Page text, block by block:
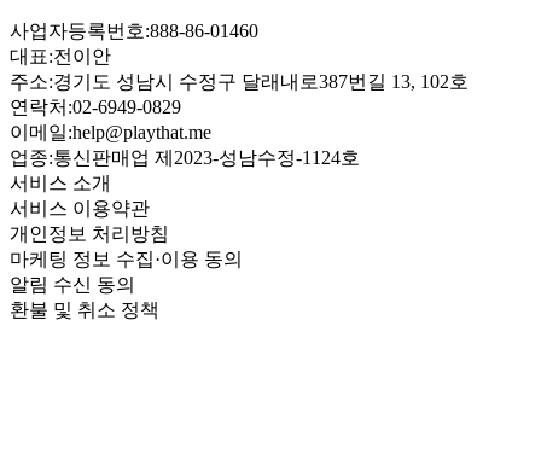
사업자등록번호:888-86-01460
대표:전이안
주소:경기도 성남시 수정구 달래내로387번길 13, 102호
연락처:02-6949-0829
이메일:help@playthat.me
업종:통신판매업 제2023-성남수정-1124호
서비스 소개
서비스 이용약관
개인정보 처리방침
마케팅 정보 수집·이용 동의
알림 수신 동의
환불 및 취소 정책